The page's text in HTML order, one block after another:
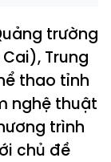
trường
Trung
thao tỉnh
nghệ thuật
trình
chủ đề